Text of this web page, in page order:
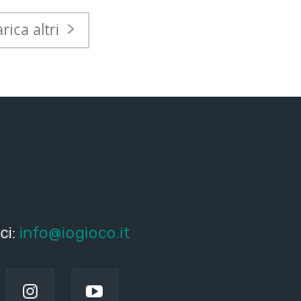
altri
info@iogioco.it